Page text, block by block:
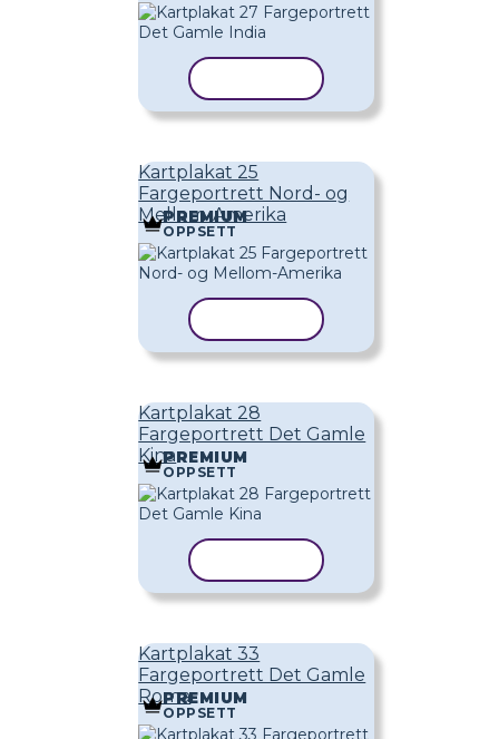
Kartplakat 25
Fargeportrett Nord- og
Mellom-Amerika
PREMIUM
OPPSETT
Kartplakat 28
Fargeportrett Det Gamle
KinaPREMIUM
OPPSETT
Kartplakat 33
Fargeportrett Det Gamle
RomaPREMIUM
OPPSETT